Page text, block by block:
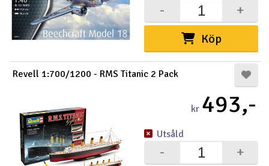
Köp
+
-
Revell 1:700/1200 - RMS Titanic 2 Pack
kr 493,-
+
-
Utsåld